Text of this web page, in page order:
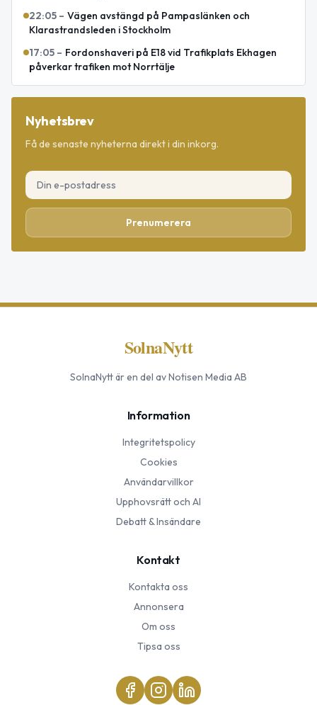
22:05 – Vägen avstängd på Pampaslänken och
Klarastrandsleden i Stockholm
17:05 – Fordonshaveri på E18 vid Trafikplats Ekhagen
påverkar trafiken mot Norrtälje
Nyhetsbrev
Få de senaste nyheterna direkt i din inkorg.
Prenumerera
SolnaNytt
SolnaNyttär en del av Notisen Media AB
Information
Integritetspolicy
Cookies
Användarvillkor
Upphovsrätt och AI
Debatt & Insändare
Kontakt
Kontakta oss
Annonsera
Om oss
Tipsa oss